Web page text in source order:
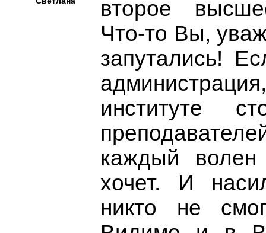
второе
Что-то Вы,
запутались!
институте
каждый
хочет. И
никто не